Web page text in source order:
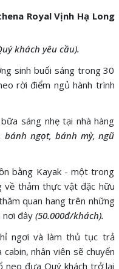
Royal Vịnh Hạ Long
khách yêu cầu).
sinh buổi sáng trong 30
rời điểm ngủ hành trình
sáng nhẹ tại nhà hàng
ngọt, bánh mỳ, ngũ
bằng Kayak - một trong
về thảm thực vật đặc hữu
quan hang trên những
nơi đây (50.000đ/khách).
ngơi và làm thủ tục trả
nhân viên sẽ chuyển
neo đưa Quý khách trở lại